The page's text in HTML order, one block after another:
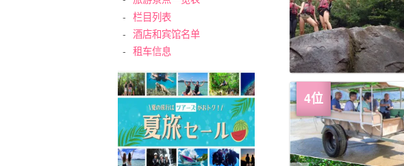
栏目列表
酒店和宾馆名单
租车信息